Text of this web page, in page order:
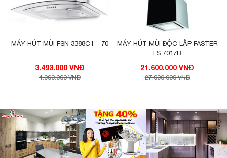
MÁY HÚT MÙI FSN 3388C1 – 70
3.493.000 VNĐ
4.990.000 VNĐ
MÁY HÚT MÙI ĐỘC LẬP FASTER
FS 7017B
21.600.000 VNĐ
27.000.000 VNĐ